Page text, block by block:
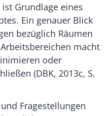
Grundlage eines
Ein genauer Blick
bezüglich Räumen
macht
oder
(DBK, 2013c, S.
Fragestellungen